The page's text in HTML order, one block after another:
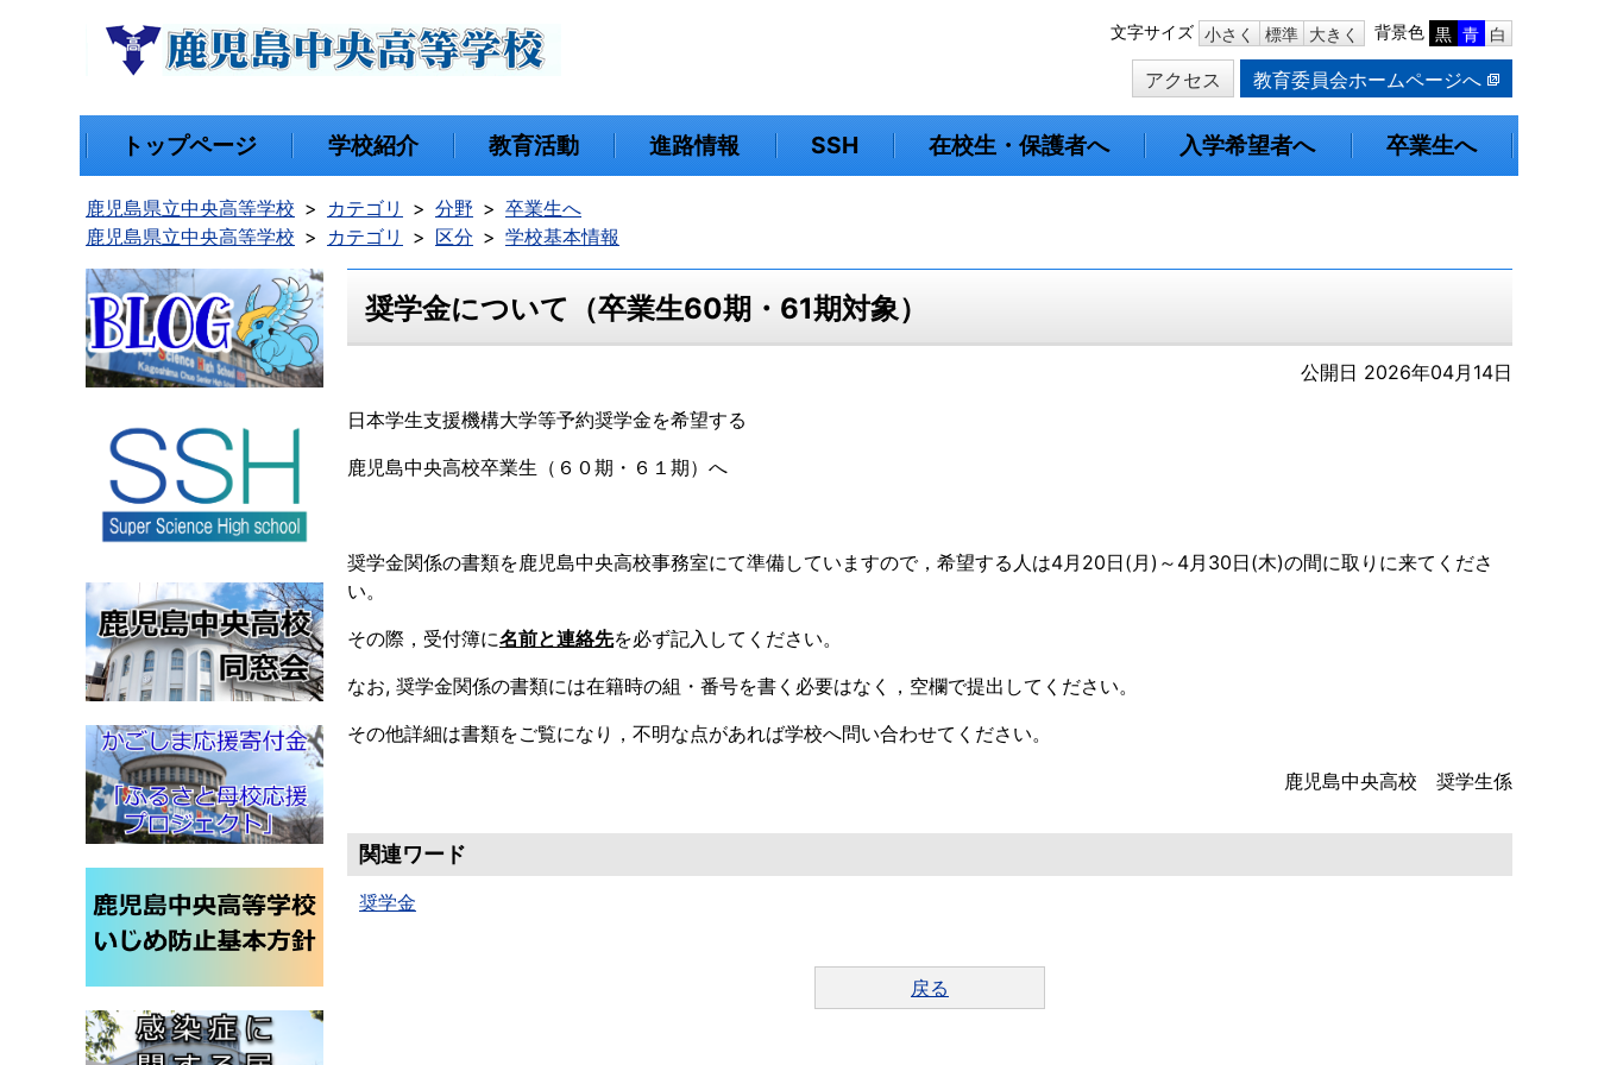
本
文字サイズ 小さく 標準 大きく 背景色 黒 青 白
アクセス 教育委員会ホームページへ
トップページ 学校紹介 教育活動 進路情報 SSH 在校生・保護者へ 入学希望者へ 卒業生へ
鹿児島県立中央高等学校 カテゴリ 分野
卒業生へ
鹿児島県立中央高等学校
カテゴリ 区分 学校基本情報
奨学金について（卒業生60期・61期対象）
公開日 2026年04月14日
日本学生支援機構大学等予約奨学金を希望する
鹿児島中央高校卒業生（６０期・６１期）へ
奨学金関係の書類を鹿児島中央高校事務室にて準備していますので，希望する人は4月20日(月)～4月30日(木)の間に取りに来てくださ
い。
その際，受付簿に名前と連絡先を必ず記入してください。
なお, 奨学金関係の書類には在籍時の組・番号を書く必要はなく，空欄で提出してください。
その他詳細は書類をご覧になり，不明な点があれば学校へ問い合わせてください。
鹿児島中央高校 奨学生係
関連ワード
奨学金
戻る